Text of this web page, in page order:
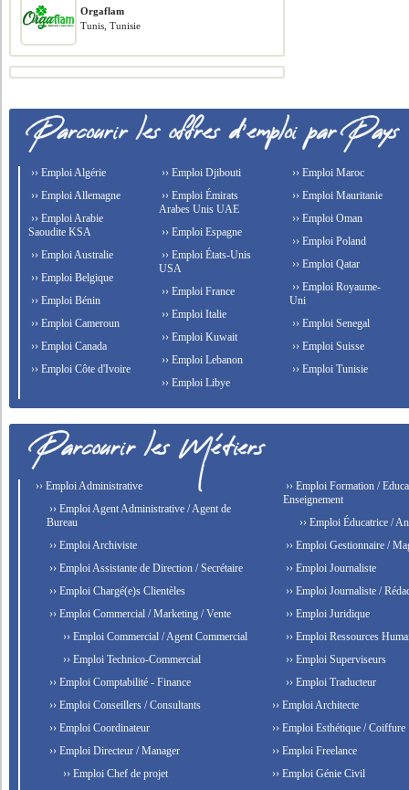
Orgaflam
Tunis, Tunisie
›› Emploi Algérie
›› Emploi Allemagne
›› Emploi Arabie
Saoudite KSA
›› Emploi Australie
›› Emploi Belgique
›› Emploi Bénin
›› Emploi Cameroun
›› Emploi Canada
›› Emploi Côte d'Ivoire
›› Emploi Djibouti
›› Emploi Émirats
Arabes Unis UAE
›› Emploi Espagne
›› Emploi États-Unis
USA
›› Emploi France
›› Emploi Italie
›› Emploi Kuwait
›› Emploi Lebanon
›› Emploi Libye
›› Emploi Maroc
›› Emploi Mauritanie
›› Emploi Oman
›› Emploi Poland
›› Emploi Qatar
›› Emploi Royaume-
Uni
›› Emploi Senegal
›› Emploi Suisse
›› Emploi Tunisie
›› Emploi Administrative
›› Emploi Agent Administrative / Agent de
Bureau
›› Emploi Archiviste
›› Emploi Assistante de Direction / Secrétaire
›› Emploi Chargé(e)s Clientèles
›› Emploi Commercial / Marketing / Vente
›› Emploi Commercial / Agent Commercial
›› Emploi Technico-Commercial
›› Emploi Comptabilité - Finance
›› Emploi Conseillers / Consultants
›› Emploi Coordinateur
›› Emploi Directeur / Manager
›› Emploi Chef de projet
›› Emploi Formation /
Enseignement
›› Emploi Éducatrice /
›› Emploi Gestionnaire /
›› Emploi Journaliste
›› Emploi Journaliste /
›› Emploi Juridique
›› Emploi Ressources
›› Emploi Superviseurs
›› Emploi Traducteur
›› Emploi Architecte
›› Emploi Esthétique / Coiffure
›› Emploi Freelance
›› Emploi Génie Civil